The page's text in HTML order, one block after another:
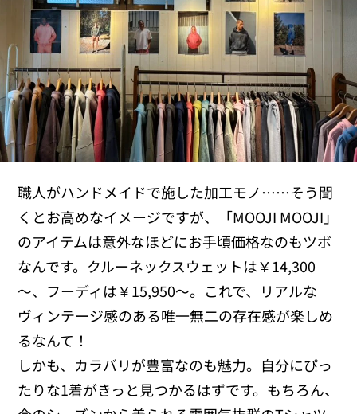
職人がハンドメイドで施した加工モノ……そう聞
くとお高めなイメージですが、「MOOJI MOOJI」
のアイテムは意外なほどにお手頃価格なのもツボ
なんです。クルーネックスウェットは￥14,300
～、フーディは￥15,950～。これで、リアルな
ヴィンテージ感のある唯一無二の存在感が楽しめ
るなんて！
しかも、カラバリが豊富なのも魅力。自分にぴっ
たりな1着がきっと見つかるはずです。もちろん、